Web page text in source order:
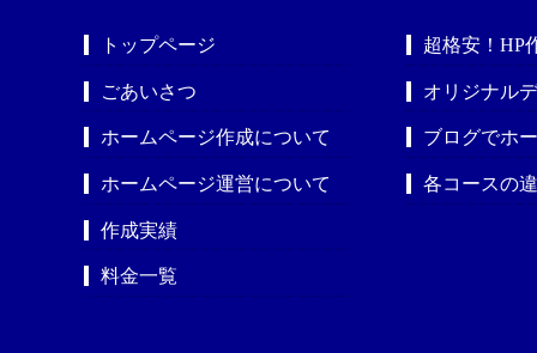
トップページ
ごあいさつ
ホームページ作成について
ホームページ運営について
作成実績
料金一覧
超格安！HP
オリジナル
ブログでホ
各コースの